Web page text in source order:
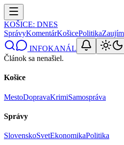
KOŠICE: DNES
SprávyKomentárKošicePolitika
INFOKANÁL
Článok sa nenašiel.
Košice
MestoDopravaKrimiSamospráva
Správy
SlovenskoSvetEkonomikaPolitika